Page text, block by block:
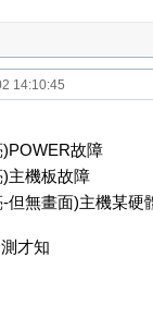
14:10:45
故障
主機板故障
但無畫面)主機某硬
才知